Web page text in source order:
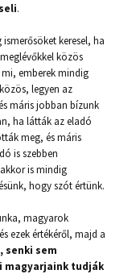
.
keresel, ha
közös
emberek mindig
legyen az
máris jobban bízunk
ha látták az eladó
meg, és máris
is szebben
is mindig
hogy szót értünk.
magyarok
ezek értékéről, majd a
senki sem
magyarjaink tudják